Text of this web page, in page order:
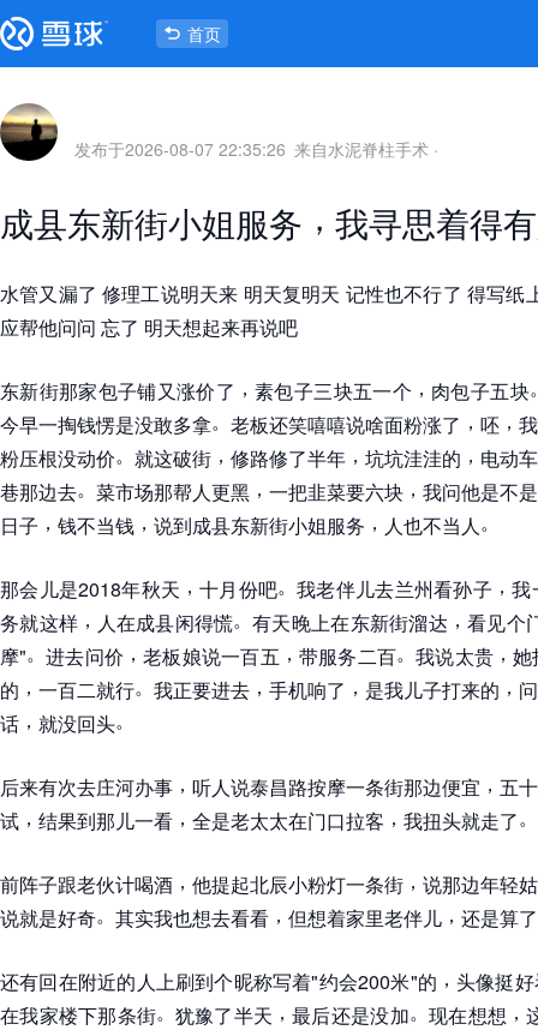
首页
发布于2026-08-07 22:35:26 来自水泥脊柱手术 ·
成县东新街小姐服务 ， 我寻思着得
水管又漏了 修理工说明天来 明天复明天 记性也不行了 得写纸
应帮他问问 忘了 明天想起来再说吧
东新街那家包子铺又涨价了 ， 素包子三块五一个 ， 肉包子五块。
今早一掏钱愣是没敢多拿。 老板还笑嘻嘻说啥面粉涨了 ， 呸 ，
粉压根没动价。 就这破街 ， 修路修了半年 ， 坑坑洼洼的 ， 电动
巷那边去。 菜市场那帮人更黑 ， 一把韭菜要六块 ， 我问他是不
日子 ， 钱不当钱 ， 说到成县东新街小姐服务 ， 人也不当人。
那会儿是2018年秋天 ， 十月份吧。 我老伴儿去兰州看孙子 ， 我
务就这样 ， 人在成县闲得慌。 有天晚上在东新街溜达 ， 看见个
摩"。 进去问价 ， 老板娘说一百五 ， 带服务二百。 我说太贵 ， 她
的 ， 一百二就行。 我正要进去 ， 手机响了 ， 是我儿子打来的 ，
话 ， 就没回头。
后来有次去庄河办事 ， 听人说泰昌路按摩一条街那边便宜 ， 五
试 ， 结果到那儿一看 ， 全是老太太在门口拉客 ， 我扭头就走了。
前阵子跟老伙计喝酒 ， 他提起北辰小粉灯一条街 ， 说那边年轻
说就是好奇。 其实我也想去看看 ， 但想着家里老伴儿 ， 还是算了
还有回在附近的人上刷到个昵称写着"约会200米"的 ， 头像挺
在我家楼下那条街。 犹豫了半天 ， 最后还是没加。 现在想想 ，